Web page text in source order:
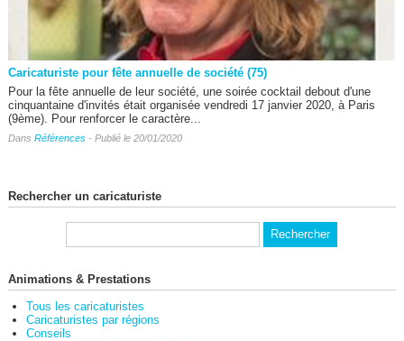
Caricaturiste pour fête annuelle de société (75)
Pour la fête annuelle de leur société, une soirée cocktail debout d'une
cinquantaine d'invités était organisée vendredi 17 janvier 2020, à Paris
(9ème). Pour renforcer le caractère...
Dans Références- Publié le 20/01/2020
Rechercher un caricaturiste
Animations & Prestations
Tous les caricaturistes
Caricaturistes par régions
Conseils